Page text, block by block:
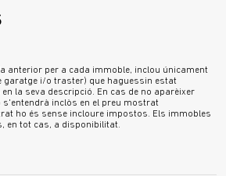
anterior per a cada immoble, inclou únicament
garatge i/o traster) que haguessin estat
la seva descripció. En cas de no aparèixer
s'entendrà inclòs en el preu mostrat
ho és sense incloure impostos. Els immobles
en tot cas, a disponibilitat.